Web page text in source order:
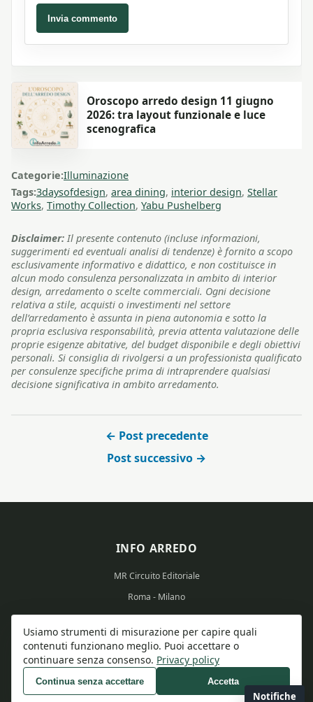
Invia commento
Oroscopo arredo design 11 giugno
2026: tra layout funzionale e luce
scenografica
Categorie:Illuminazione
Tags:3daysofdesign, area dining, interior design, Stellar
Works, Timothy Collection, Yabu Pushelberg
Disclaimer: Il presente contenuto (incluse informazioni,
suggerimenti ed eventuali analisi di tendenze) è fornito a scopo
esclusivamente informativo e didattico, e non costituisce in
alcun modo consulenza personalizzata in ambito di interior
design, arredamento o scelte commerciali. Ogni decisione
relativa a stile, acquisti o investimenti nel settore
dell’arredamento è assunta in piena autonomia e sotto la
propria esclusiva responsabilità, previa attenta valutazione delle
proprie esigenze abitative, del budget disponibile e degli obiettivi
personali. Si consiglia di rivolgersi a un professionista qualificato
per consulenze specifiche prima di intraprendere qualsiasi
decisione significativa in ambito arredamento.
← Post precedente
Post successivo →
INFO ARREDO
MR Circuito Editoriale
Roma - Milano
Partita IVA: 15569351008
© 2026 Info Arredo - Tutti i diritti riservati.
Usiamo strumenti di misurazione per capire quali
contenuti funzionano meglio. Puoi accettare o
continuare senza consenso. Privacy policy
Continua senza accettare Accetta
Notifiche